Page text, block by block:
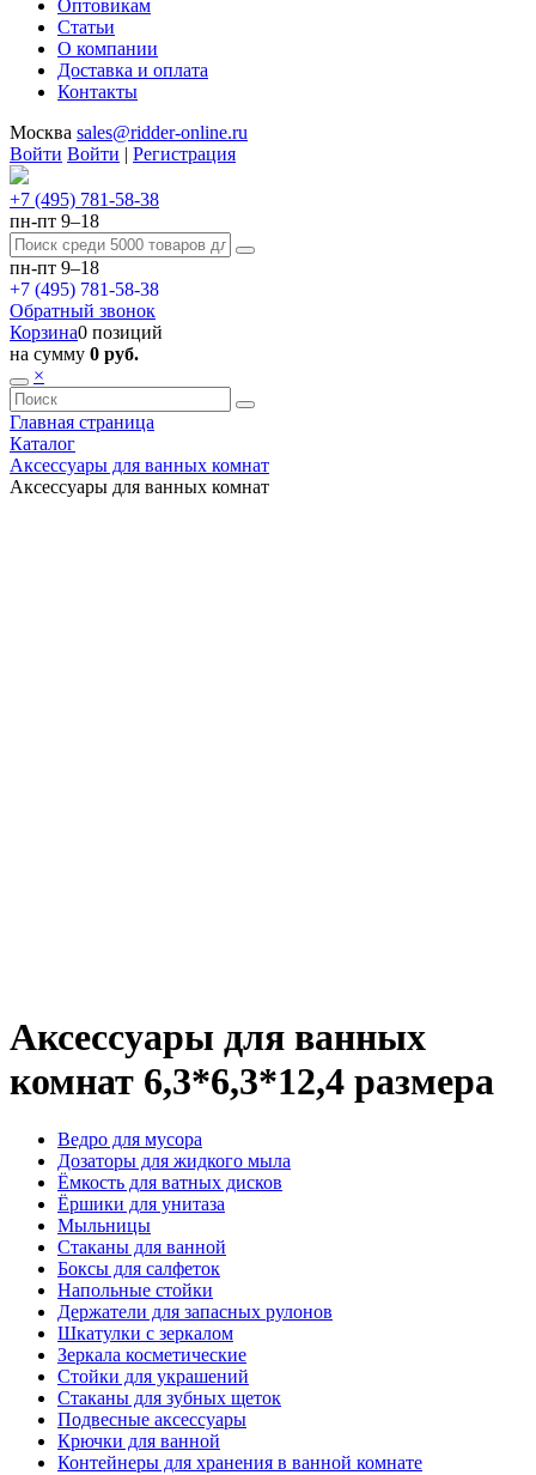
Оптовикам
Статьи
О компании
Доставка и оплата
Контакты
Москва sales@ridder-online.ru
Войти Войти | Регистрация
+7 (495) 781-58-38
пн-пт 9–18
пн-пт 9–18
+7 (495) 781-58-38
Обратный звонок
Корзина0 позиций
на сумму 0 руб.
×
Главная страница
Каталог
Аксессуары для ванных комнат
Аксессуары для ванных комнат
Аксессуары для ванных
комнат 6,3*6,3*12,4 размера
Ведро для мусора
Дозаторы для жидкого мыла
Ёмкость для ватных дисков
Ёршики для унитаза
Мыльницы
Стаканы для ванной
Боксы для салфеток
Напольные стойки
Держатели для запасных рулонов
Шкатулки с зеркалом
Зеркала косметические
Стойки для украшений
Стаканы для зубных щеток
Подвесные аксессуары
Крючки для ванной
Контейнеры для хранения в ванной комнате